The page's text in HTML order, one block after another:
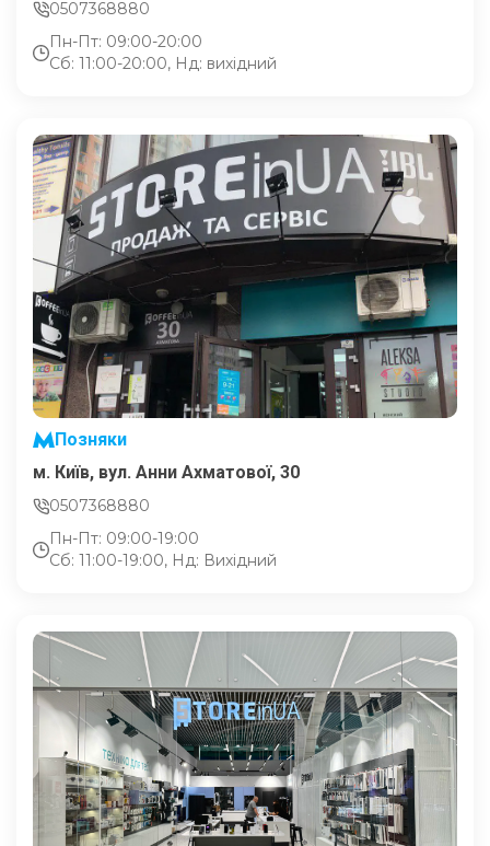
0507368880
Пн-Пт: 09:00-20:00
Сб: 11:00-20:00, Нд: вихідний
Позняки
м. Київ, вул. Анни Ахматової, 30
0507368880
Пн-Пт: 09:00-19:00
Сб: 11:00-19:00, Нд: Вихідний